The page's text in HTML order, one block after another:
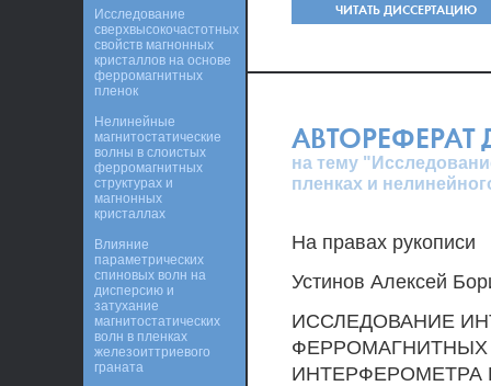
ЧИТАТЬ ДИССЕРТАЦИЮ
АВТОРЕФЕРАТ
на тему
пленках и
На правах рукописи
Устинов Алексей
ИССЛЕДОВАНИЕ
ФЕРРОМАГНИТНЫХ
ИНТЕРФЕРОМЕТРА
Исследование
сверхвысокочастотных
свойств магнонных
кристаллов на основе
ферромагнитных
пленок
Нелинейные
магнитостатические
волны в слоистых
ферромагнитных
структурах и
магнонных
кристаллах
Влияние
параметрических
спиновых волн на
дисперсию и
затухание
магнитостатических
волн в пленках
железоиттриевого
граната